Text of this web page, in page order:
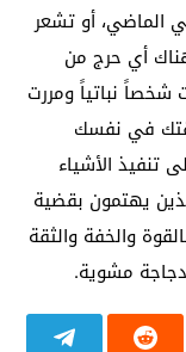
الماضي، أو تشعر
أي حرج من
نباتياً ومررت
ثقتك في نفسك
الأشياء
يهتمون بقضية
والخفة والثقة
مشوية.